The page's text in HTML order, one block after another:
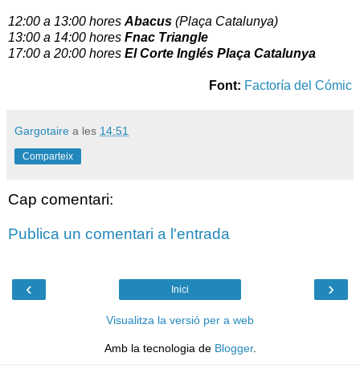
12:00 a 13:00 hores Abacus (Plaça Catalunya)
13:00 a 14:00 hores Fnac Triangle
17:00 a 20:00 hores El Corte Inglés Plaça Catalunya
Font: Factoría del Cómic
Gargotaire a les 14:51
Comparteix
Cap comentari:
Publica un comentari a l'entrada
‹ ›
Inici
Visualitza la versió per a web
Amb la tecnologia de Blogger.